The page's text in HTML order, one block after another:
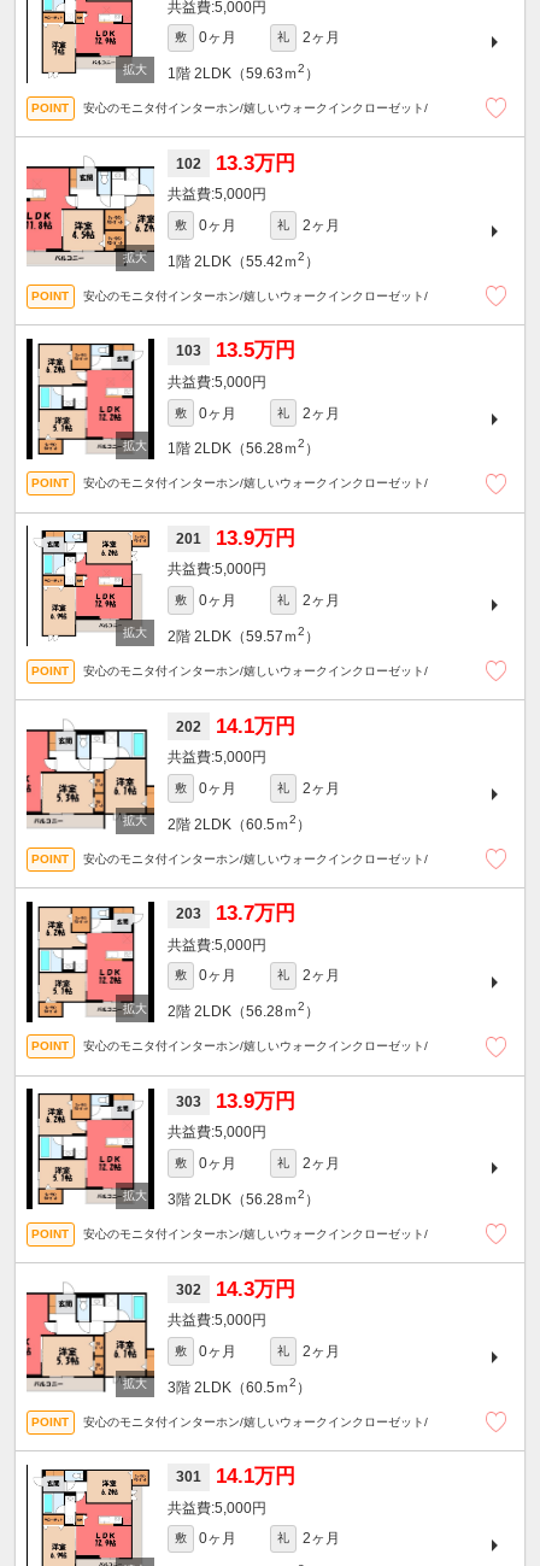
5,000円
敷 0ヶ月 礼 2ヶ月
1階 2LDK（59.63ｍ2 ）
安心のモニタ付インターホン/嬉しいウォークインクローゼット/
102 13.3万円
5,000円
敷 0ヶ月 礼 2ヶ月
1階 2LDK（55.42ｍ2 ）
安心のモニタ付インターホン/嬉しいウォークインクローゼット/
103 13.5万円
5,000円
敷 0ヶ月 礼 2ヶ月
1階 2LDK（56.28ｍ2 ）
安心のモニタ付インターホン/嬉しいウォークインクローゼット/
201 13.9万円
5,000円
敷 0ヶ月 礼 2ヶ月
2階 2LDK（59.57ｍ2 ）
安心のモニタ付インターホン/嬉しいウォークインクローゼット/
202 14.1万円
5,000円
敷 0ヶ月 礼 2ヶ月
2階 2LDK（60.5ｍ2 ）
安心のモニタ付インターホン/嬉しいウォークインクローゼット/
203 13.7万円
5,000円
敷 0ヶ月 礼 2ヶ月
2階 2LDK（56.28ｍ2 ）
安心のモニタ付インターホン/嬉しいウォークインクローゼット/
303 13.9万円
5,000円
敷 0ヶ月 礼 2ヶ月
3階 2LDK（56.28ｍ2 ）
安心のモニタ付インターホン/嬉しいウォークインクローゼット/
302 14.3万円
5,000円
敷 0ヶ月 礼 2ヶ月
3階 2LDK（60.5ｍ2 ）
安心のモニタ付インターホン/嬉しいウォークインクローゼット/
301 14.1万円
5,000円
敷 0ヶ月 礼 2ヶ月